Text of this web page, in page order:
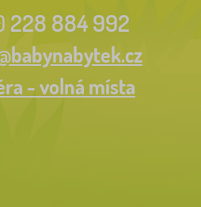
228 884 992
- volná místa